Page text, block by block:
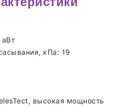
кПа: 19
высокая мощность